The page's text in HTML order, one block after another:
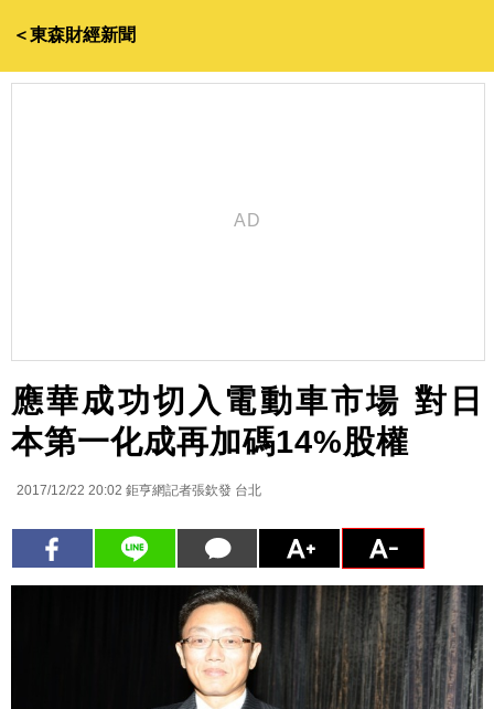
＜東森財經新聞
應華成功切入電動車市場 對日
本第一化成再加碼14%股權
2017/12/22 20:02 鉅亨網記者張欽發 台北